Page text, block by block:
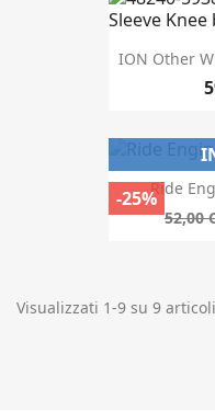
ION Other
Ride
52,00
-25%
Visualizzati 1-9 su 9 articoli